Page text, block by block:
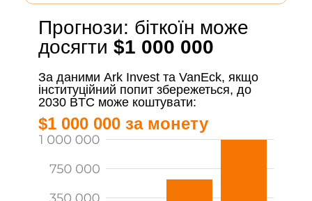
Прогнози: біткоїн може
досягти $1 000 000
За даними Ark Invest та VanEck, якщо
інституційний попит збережеться, до
2030 BTC може коштувати:
$1 000 000 за монету